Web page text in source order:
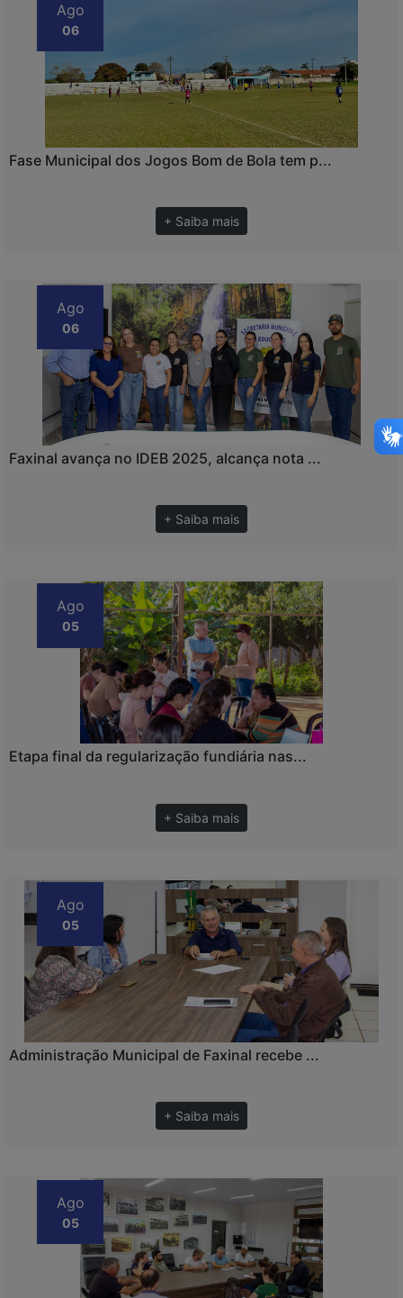
Ago
06
Fase Municipal dos Jogos Bom de Bola tem p...
+ Saiba mais
Ago
06
Faxinal avança no IDEB 2025, alcança nota ...
+ Saiba mais
Ago
05
Etapa final da regularização fundiária nas...
+ Saiba mais
Ago
05
Administração Municipal de Faxinal recebe ...
+ Saiba mais
Ago
05